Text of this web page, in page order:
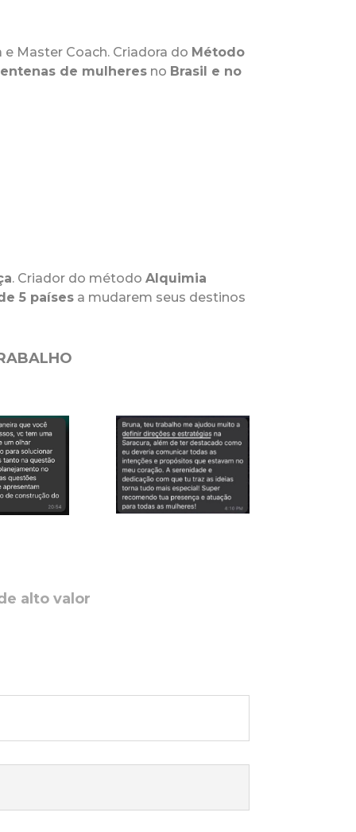
Master Coach. Criadora do Método
de mulheres no Brasil e no
. Criador do método Alquimia
5 paísesa mudarem seus destinos
alto valor